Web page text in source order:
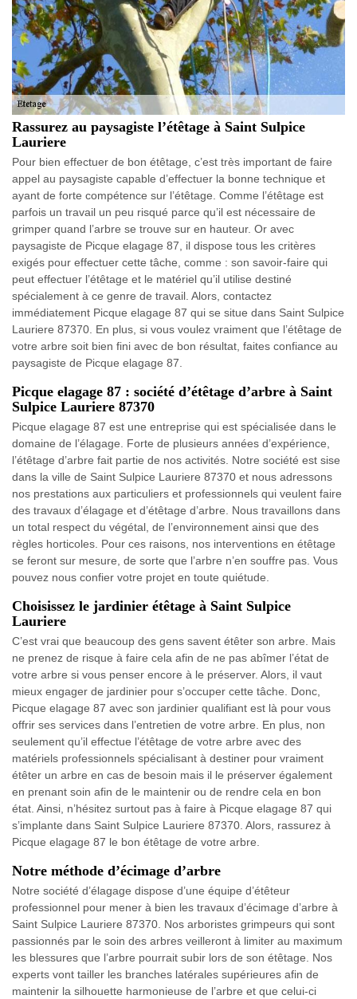
Rassurez au paysagiste l’étêtage à Saint Sulpice
Lauriere
Pour bien effectuer de bon étêtage, c’est très important de faire
appel au paysagiste capable d’effectuer la bonne technique et
ayant de forte compétence sur l’étêtage. Comme l’étêtage est
parfois un travail un peu risqué parce qu’il est nécessaire de
grimper quand l’arbre se trouve sur en hauteur. Or avec
paysagiste de Picque elagage 87, il dispose tous les critères
exigés pour effectuer cette tâche, comme : son savoir-faire qui
peut effectuer l’étêtage et le matériel qu’il utilise destiné
spécialement à ce genre de travail. Alors, contactez
immédiatement Picque elagage 87 qui se situe dans Saint Sulpice
Lauriere 87370. En plus, si vous voulez vraiment que l’étêtage de
votre arbre soit bien fini avec de bon résultat, faites confiance au
paysagiste de Picque elagage 87.
Picque elagage 87 : société d’étêtage d’arbre à Saint
Sulpice Lauriere 87370
Picque elagage 87 est une entreprise qui est spécialisée dans le
domaine de l’élagage. Forte de plusieurs années d’expérience,
l’étêtage d’arbre fait partie de nos activités. Notre société est sise
dans la ville de Saint Sulpice Lauriere 87370 et nous adressons
nos prestations aux particuliers et professionnels qui veulent faire
des travaux d’élagage et d’étêtage d’arbre. Nous travaillons dans
un total respect du végétal, de l’environnement ainsi que des
règles horticoles. Pour ces raisons, nos interventions en étêtage
se feront sur mesure, de sorte que l’arbre n’en souffre pas. Vous
pouvez nous confier votre projet en toute quiétude.
Choisissez le jardinier étêtage à Saint Sulpice
Lauriere
C’est vrai que beaucoup des gens savent étêter son arbre. Mais
ne prenez de risque à faire cela afin de ne pas abîmer l’état de
votre arbre si vous penser encore à le préserver. Alors, il vaut
mieux engager de jardinier pour s’occuper cette tâche. Donc,
Picque elagage 87 avec son jardinier qualifiant est là pour vous
offrir ses services dans l’entretien de votre arbre. En plus, non
seulement qu’il effectue l’étêtage de votre arbre avec des
matériels professionnels spécialisant à destiner pour vraiment
étêter un arbre en cas de besoin mais il le préserver également
en prenant soin afin de le maintenir ou de rendre cela en bon
état. Ainsi, n’hésitez surtout pas à faire à Picque elagage 87 qui
s’implante dans Saint Sulpice Lauriere 87370. Alors, rassurez à
Picque elagage 87 le bon étêtage de votre arbre.
Notre méthode d’écimage d’arbre
Notre société d’élagage dispose d’une équipe d’étêteur
professionnel pour mener à bien les travaux d’écimage d’arbre à
Saint Sulpice Lauriere 87370. Nos arboristes grimpeurs qui sont
passionnés par le soin des arbres veilleront à limiter au maximum
les blessures que l’arbre pourrait subir lors de son étêtage. Nos
experts vont tailler les branches latérales supérieures afin de
maintenir la silhouette harmonieuse de l’arbre et que celui-ci